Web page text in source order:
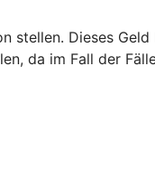
stellen. Dieses
da im Fall der